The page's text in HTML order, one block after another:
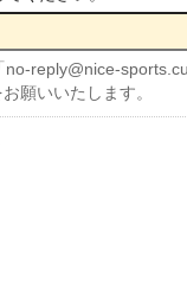
reply@nice-
願いいたします。